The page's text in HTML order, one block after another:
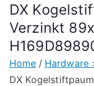
DX
Verzinkt
Home
Hardware
DX